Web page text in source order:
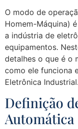
O modo de
Homem-Máquina)
a indústria de
equipamentos.
detalhes o que é o
como ele funciona
Eletrônica Industrial.
Definição
Automática